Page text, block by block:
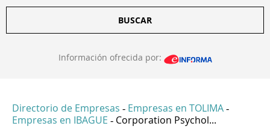
BUSCAR
Información ofrecida por:
Directorio de Empresas - Empresas en TOLIMA -
Empresas en IBAGUE - Corporation Psychol...